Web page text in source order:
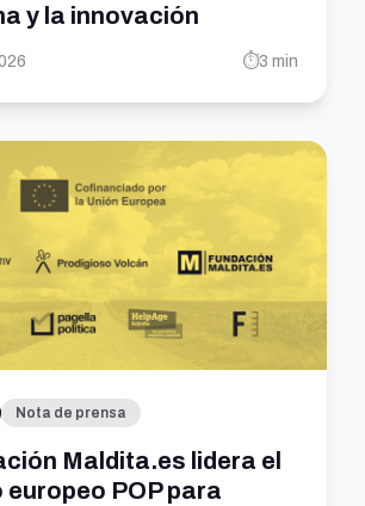
y la innovación
⏱️3 min
Nota de prensa
Maldita.es lidera el
POP para